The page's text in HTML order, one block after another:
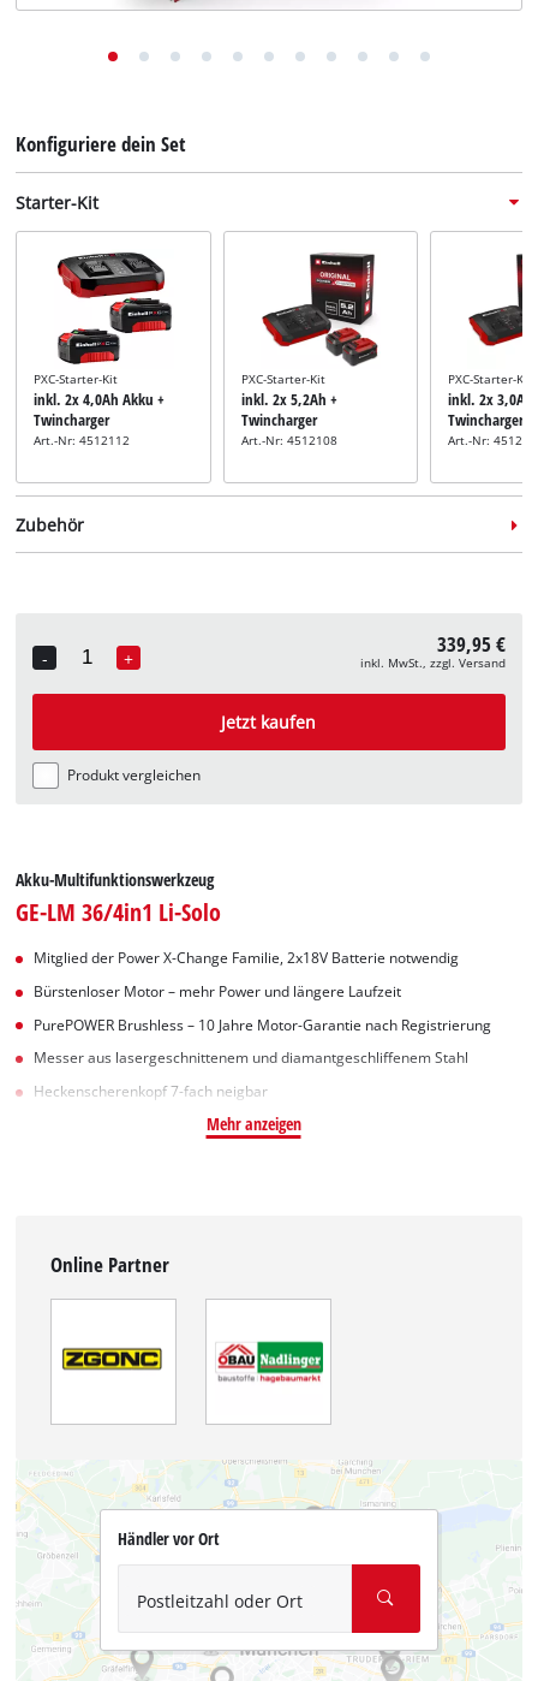
Konfiguriere dein Set
Starter-Kit
PXC-Starter-Kit
inkl. 2x 4,0Ah Akku +
Twincharger
Art.-Nr: 4512112
PXC-Starter-Kit
inkl. 2x 5,2Ah +
Twincharger
Art.-Nr: 4512108
PXC-Starter-Kit
inkl. 2x 3,0Ah
Twincharger
Art.-Nr:
Zubehör
Dickichtmesser
Art.-Nr: 3405082
-
Quantity
+ 339,95 €
inkl. MwSt., zzgl. Versand
Jetzt kaufen
Produkt vergleichen
Akku-Multifunktionswerkzeug
GE-LM 36/4in1 Li-Solo
Mitglied der Power X-Change Familie, 2x18V Batterie notwendig
Bürstenloser Motor – mehr Power und längere Laufzeit
PurePOWER Brushless – 10 Jahre Motor-Garantie nach Registrierung
Messer aus lasergeschnittenem und diamantgeschliffenem Stahl
Heckenscherenkopf 7-fach neigbar
Mehr anzeigen
Online Partner
Händler vor Ort
Postleitzahl oder Ort